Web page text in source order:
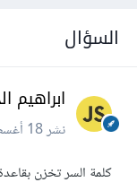
السؤال
ابراهيم
نشر18 أغسطس 2022
كلمة السر تخزن